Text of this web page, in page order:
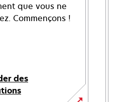
que vous ne
Commençons !
des